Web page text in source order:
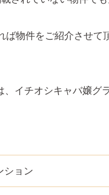
ば物件をご紹介させて
イチオシキャバ嬢グ
ション